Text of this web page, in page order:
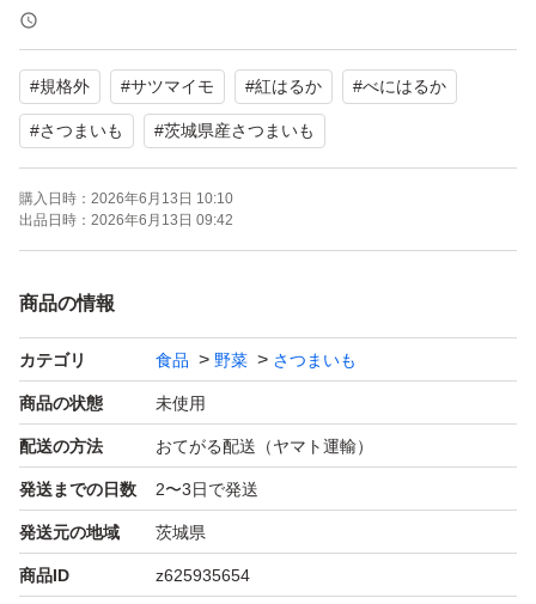
大きい芋は熱が通りにくいですが、こちらのサイズは小さ
いので熱の通りも早く高熱費削減にもなります。
出荷日に検品して箱詰めしておりますが、輸送時の状況や
温度．湿度などで皮に傷がついたり、傷みが出てしまうか
もしれません。
上記の件で何か気になることがありましたら、ご質問や評
価する前にコメントにてお問い合わせ下さい。
一定の温度と湿度が保つ、さつまいも専用貯蔵庫で保存し
ております。
ただし、ご購入後は野菜ですので保存状況によって
#規格外 #サツマイモ #紅はるか #べにはるか
#さつまいも #茨城県産さつまいも
購入日時： 2026年6月13日 10:10
出品日時： 2026年6月13日 09:42
商品の情報
カテゴリ 食品 野菜 さつまいも
商品の状態 未使用
配送の方法 おてがる配送（ヤマト運輸）
発送までの日数 2〜3日で発送
発送元の地域 茨城県
商品ID z625935654